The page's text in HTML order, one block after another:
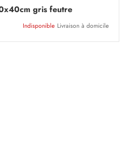
gris feutre
Indisponible Livraison à domicile